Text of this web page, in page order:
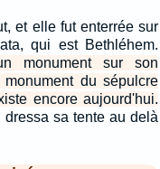
et elle fut enterrée sur
qui est Bethléhem.
monument sur son
du sépulcre
encore aujourd'hui.
dressa sa tente au delà